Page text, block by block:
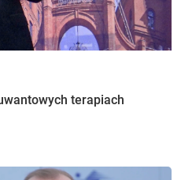
terapiach